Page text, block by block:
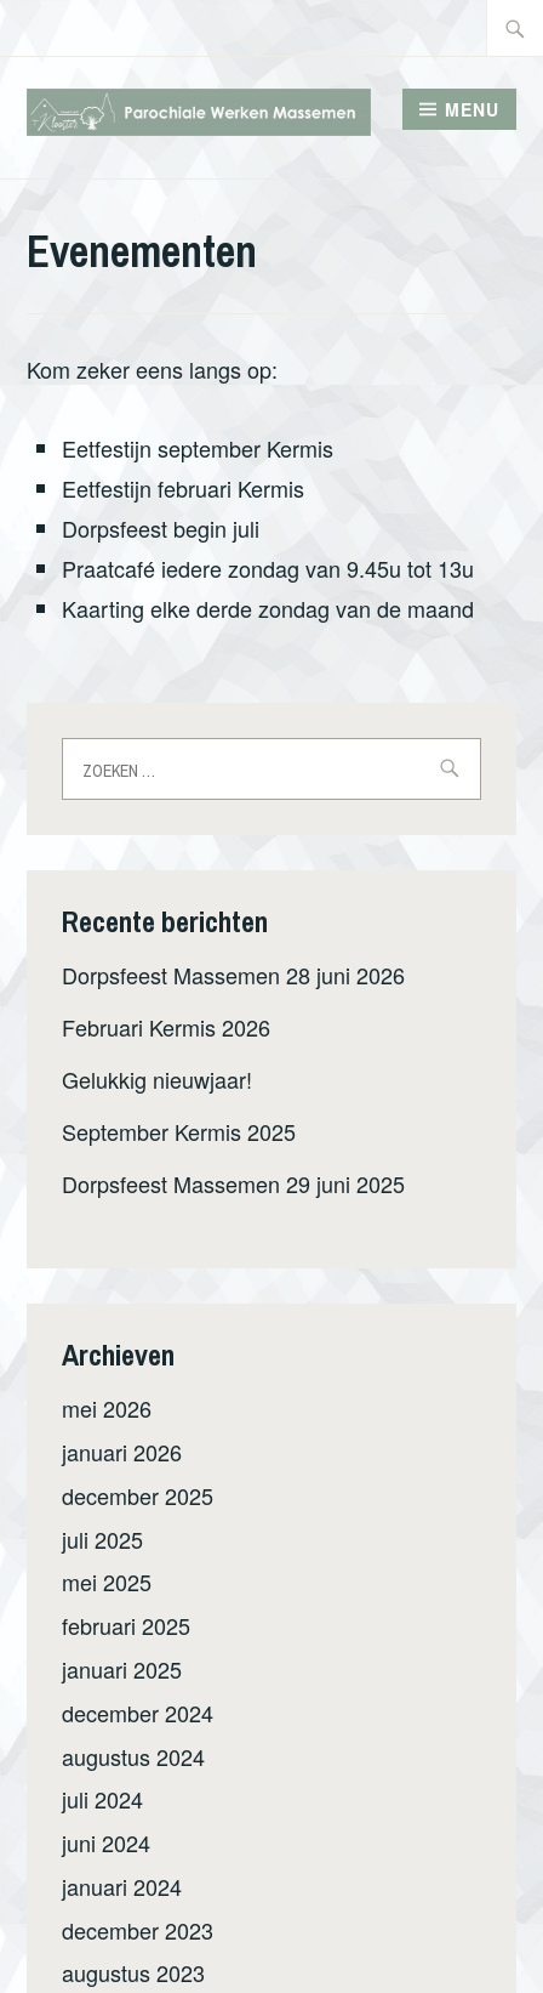
inhoud
PAROCHIALE WERKEN
MASSEMEN
MENU
Evenementen
Kom zeker eens langs op:
Eetfestijn september Kermis
Eetfestijn februari Kermis
Dorpsfeest begin juli
Praatcafé iedere zondag van 9.45u tot 13u
Kaarting elke derde zondag van de maand
naar:
Recente berichten
Dorpsfeest Massemen 28 juni 2026
Februari Kermis 2026
Gelukkig nieuwjaar!
September Kermis 2025
Dorpsfeest Massemen 29 juni 2025
Archieven
mei 2026
januari 2026
december 2025
juli 2025
mei 2025
februari 2025
januari 2025
december 2024
augustus 2024
juli 2024
juni 2024
januari 2024
december 2023
augustus 2023